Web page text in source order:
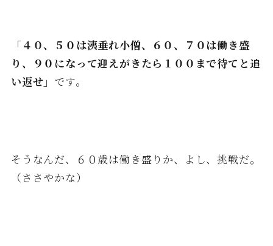
「４０、５０は洟垂れ小僧、６０、７０は働き盛
り、９０になって迎えがきたら１００まで待てと追
い返せ」 です。
そうなんだ、６０歳は働き盛りか、よし、挑戦だ。
（ささやかな）